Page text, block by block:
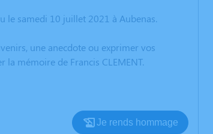
le samedi 10 juillet 2021 à Aubenas.
une anecdote ou exprimer vos
mémoire de Francis CLEMENT.
Je rends hommage